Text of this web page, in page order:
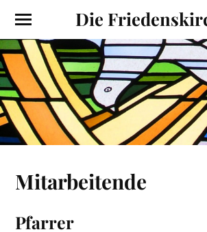
Die
Mitarbeitende
Pfarrer